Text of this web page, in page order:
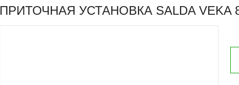
ПРИТОЧНАЯ УСТАНОВКА SALDA VEKA